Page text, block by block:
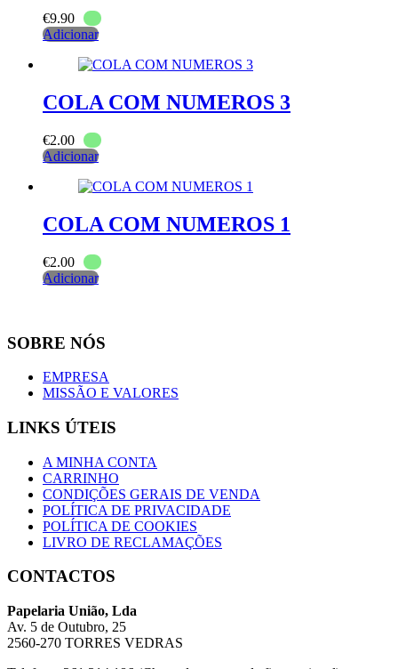
€9.90
Adicionar
COLA COM NUMEROS 3
€2.00
Adicionar
COLA COM NUMEROS 1
€2.00
Adicionar
SOBRE NÓS
EMPRESA
MISSÃO E VALORES
LINKS ÚTEIS
A MINHA CONTA
CARRINHO
CONDIÇÕES GERAIS DE VENDA
POLÍTICA DE PRIVACIDADE
POLÍTICA DE COOKIES
LIVRO DE RECLAMAÇÕES
CONTACTOS
Papelaria União, Lda
Av. 5 de Outubro, 25
2560-270 TORRES VEDRAS